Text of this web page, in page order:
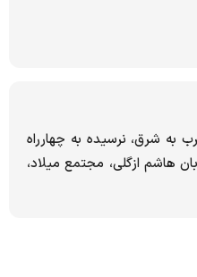
به شرق، نرسیده به چهارراه
هاشم ازگلی، مجتمع میلاد،